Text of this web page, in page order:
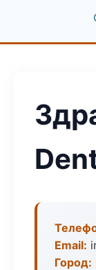
Email:
Город: